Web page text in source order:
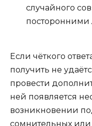
случайного
Если чёткого
получить не
провести
ней появляется
возникновении
сомнительных